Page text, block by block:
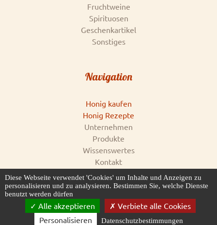
Fruchtweine
Spirituosen
Geschenkartikel
Sonstiges
Navigation
Honig kaufen
Honig Rezepte
Unternehmen
Produkte
Wissenswertes
Kontakt
Impressum
AGB & Datenschutz
Diese Webseite verwendet 'Cookies' um Inhalte und Anzeigen zu
personalisieren und zu analysieren. Bestimmen Sie, welche Dienste
benutzt werden dürfen
Alle akzeptieren
Verbiete alle Cookies
Personalisieren
Datenschutzbestimmungen